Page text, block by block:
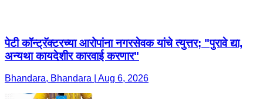
पेटी कॉन्ट्रॅक्टरच्या आरोपांना नगरसेवक यांचे त्युत्तर; "पुरावे द्या,
अन्यथा कायदेशीर कारवाई करणार"
Bhandara, Bhandara | Aug 6, 2026